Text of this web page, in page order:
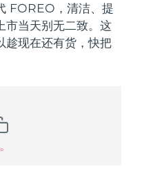
FOREO，清洁、提
市当天别无二致。这
趁现在还有货，快把
销产品
预计送达日期10/08/2026
预计送达日期09/08/2026